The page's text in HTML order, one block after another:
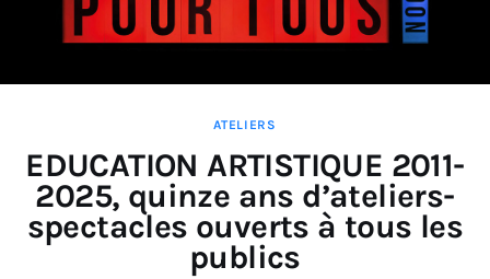
Créations
EDUCATION ARTISTIQUE
La Compagnie
ATELIERS
EDUCATION ARTISTIQUE 2011-
2025, quinze ans d’ateliers-
spectacles ouverts à tous les
publics